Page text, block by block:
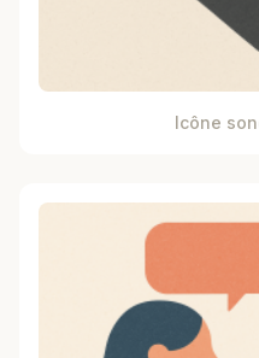
Icône